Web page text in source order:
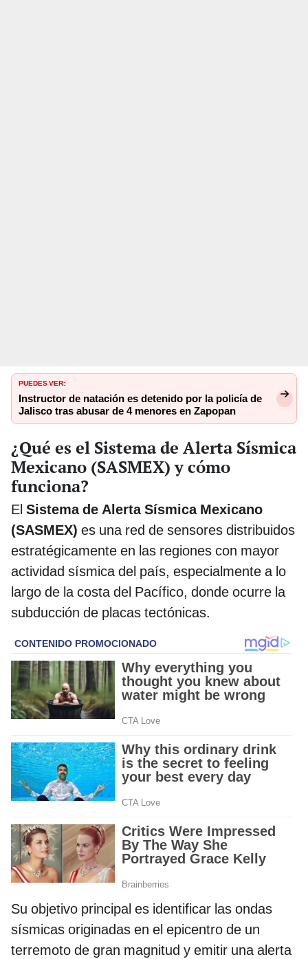
PUEDES VER:
Instructor de natación es detenido por la policía de
Jalisco tras abusar de 4 menores en Zapopan
¿Qué es el Sistema de Alerta Sísmica
Mexicano (SASMEX) y cómo
funciona?
El Sistema de Alerta Sísmica Mexicano
(SASMEX) es una red de sensores distribuidos
estratégicamente en las regiones con mayor
actividad sísmica del país, especialmente a lo
largo de la costa del Pacífico, donde ocurre la
subducción de placas tectónicas.
Su objetivo principal es identificar las ondas
sísmicas originadas en el epicentro de un
terremoto de gran magnitud y emitir una alerta